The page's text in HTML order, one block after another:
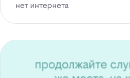
нет интернета